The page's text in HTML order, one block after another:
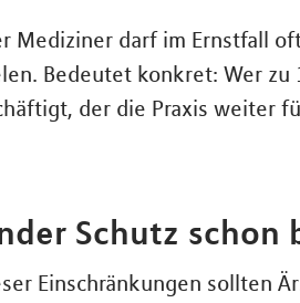
Mediziner darf im Ernstfall
Bedeutet konkret: Wer
der die Praxis weiter
Schutz
Einschränkungen sollten